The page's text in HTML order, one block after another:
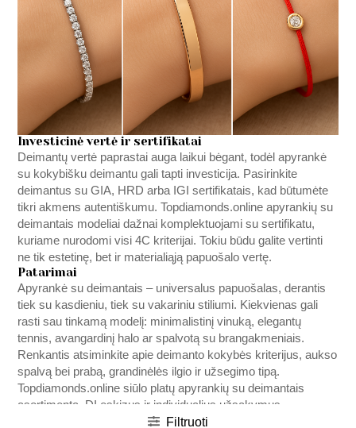
Filtruoti
Investicinė vertė ir sertifikatai
Deimantų vertė paprastai auga laikui bėgant, todėl apyrankė
su kokybišku deimantu gali tapti investicija. Pasirinkite
deimantus su GIA, HRD arba IGI sertifikatais, kad būtumėte
tikri akmens autentiškumu.Topdiamonds.online apyrankių su
deimantais modeliai dažnai komplektuojami su sertifikatu,
kuriame nurodomi visi 4C kriterijai. Tokiu būdu galite vertinti
ne tik estetinę, bet ir materialiąją papuošalo vertę.
Patarimai
Apyrankė su deimantais – universalus papuošalas, derantis
tiek su kasdieniu, tiek su vakariniu stiliumi. Kiekvienas gali
rasti sau tinkamą modelį: minimalistinį vinuką, elegantų
tennis, avangardinį halo ar spalvotą su brangakmeniais.
Renkantis atsiminkite apie deimanto kokybės kriterijus, aukso
spalvą bei prabą, grandinėlės ilgio ir užsegimo tipą.
Topdiamonds.online siūlo platų apyrankių su deimantais
asortimentą, DI eskizus ir individualius užsakymus –
apsilankykite ir raskite tobulą papuošalą, kuris taps jūsų